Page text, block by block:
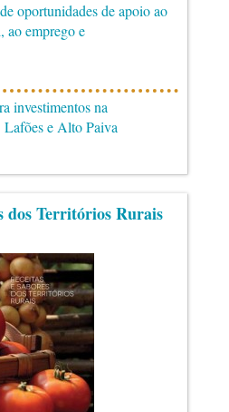
oportunidades de apoio ao
ao emprego e
investimentos na
e Alto Paiva
dos Territórios Rurais